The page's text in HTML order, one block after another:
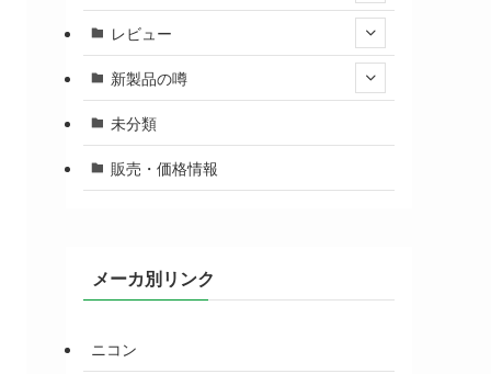
レビュー
新製品の噂
未分類
販売・価格情報
メーカ別リンク
ニコン